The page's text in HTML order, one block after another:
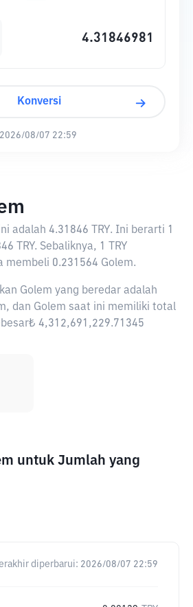
Konversi
2026/08/07 22:59
adalah 4.31846 TRY. Ini berarti 1
TRY. Sebaliknya, 1 TRY
membeli 0.231564 Golem.
Golem yang beredar adalah
dan Golem saat ini memiliki total
4,312,691,229.71345
untuk Jumlah yang
diperbarui: 2026/08/07 22:59